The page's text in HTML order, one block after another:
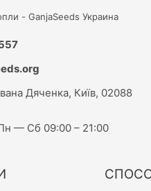
- GanjaSeeds Украина
Дяченка, Київ, 02088
— Сб 09:00 – 21:00